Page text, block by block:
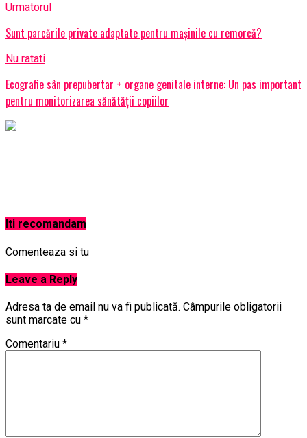
Urmatorul
Sunt parcările private adaptate pentru mașinile cu remorcă?
Nu ratati
Ecografie sân prepubertar + organe genitale interne: Un pas important
pentru monitorizarea sănătății copiilor
Iti recomandam
Comenteaza si tu
Leave a Reply
Adresa ta de email nu va fi publicată. Câmpurile obligatorii
sunt marcate cu *
Comentariu *